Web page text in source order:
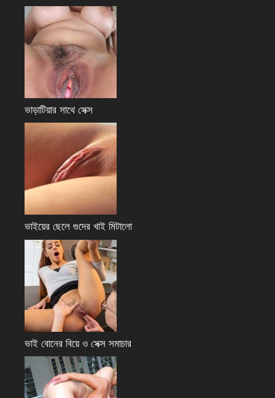
ভাড়াটিয়ার সাথে সেক্স
ভাইয়ের ছেলে গুদের খাই মিটালো
ভাই বোনের বিয়ে ও সেক্স সমাচার